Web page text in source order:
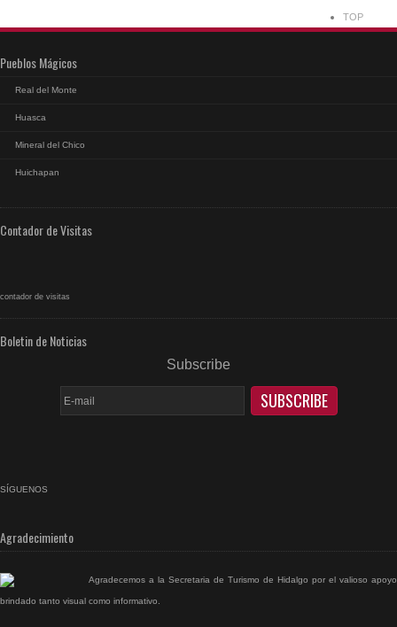
TOP
Pueblos Mágicos
Real del Monte
Huasca
Mineral del Chico
Huichapan
Contador de Visitas
contador de visitas
Boletin de Noticias
Subscribe
SÍGUENOS
Agradecimiento
Agradecemos a la Secretaria de Turismo de Hidalgo por el valioso apoyo
brindado tanto visual como informativo.